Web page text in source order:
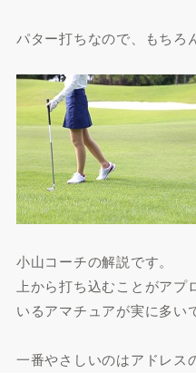
パター打ちなので、もちろ
小山コーチの解説です。
上から打ち込むことがアプ
いるアマチュアが実に多い
一番やさしいのはアドレス